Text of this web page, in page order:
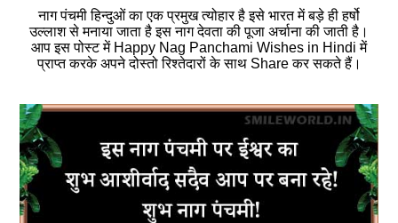
नाग पंचमी हिन्‍दुओं का एक प्रमुख त्योहार है इसे भारत में बड़े ही हर्षो
उल्लाश से मनाया जाता है इस नाग देवता की पूजा अर्चाना की जाती है।
आप इस पोस्‍ट में Happy Nag Panchami Wishes in Hindi में
प्राप्‍त करके अपने दोस्‍तो रिश्‍तेदारों के साथ Share कर सकते हैं।